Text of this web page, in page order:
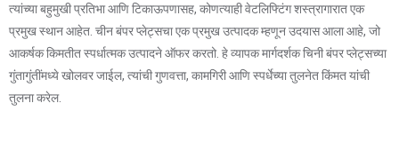
त्यांच्या बहुमुखी प्रतिभा आणि टिकाऊपणासह, कोणत्याही वेटलिफ्टिंग शस्त्रागारात एक
प्रमुख स्थान आहेत. चीन बंपर प्लेट्सचा एक प्रमुख उत्पादक म्हणून उदयास आला आहे, जो
आकर्षक किमतीत स्पर्धात्मक उत्पादने ऑफर करतो. हे व्यापक मार्गदर्शक चिनी बंपर प्लेट्सच्या
गुंतागुंतींमध्ये खोलवर जाईल, त्यांची गुणवत्ता, कामगिरी आणि स्पर्धेच्या तुलनेत किंमत यांची
तुलना करेल.